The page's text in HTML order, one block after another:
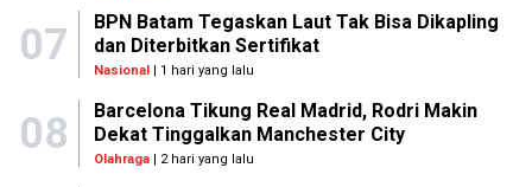
07
BPN Batam Tegaskan Laut Tak Bisa Dikapling
dan Diterbitkan Sertifikat
Nasional| 1 hari yang lalu
08
Barcelona Tikung Real Madrid, Rodri Makin
Dekat Tinggalkan Manchester City
Olahraga| 2 hari yang lalu